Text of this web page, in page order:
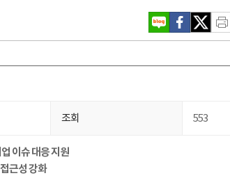
조회 553
이슈 대응 지원
근성 강화